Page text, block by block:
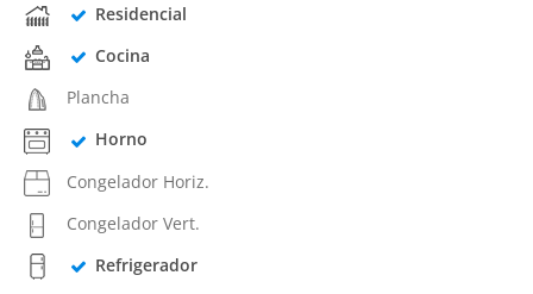
Residencial
Cocina
Plancha
Horno
Congelador Horiz.
Congelador Vert.
Refrigerador